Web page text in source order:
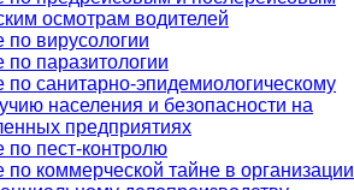
осмотрам водителей
по вирусологии
по паразитологии
по санитарно-эпидемиологическому
населения и безопасности на
предприятиях
по пест-контролю
по коммерческой тайне в организации